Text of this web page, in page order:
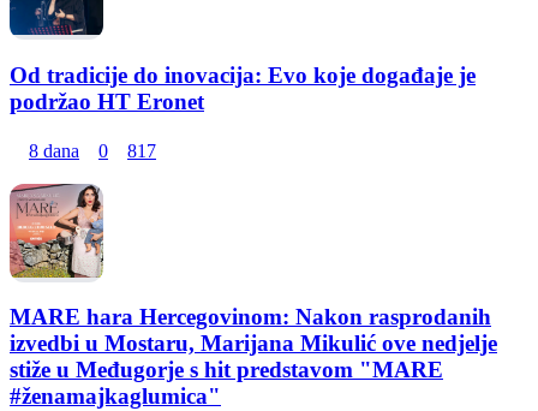
Od tradicije do inovacija: Evo koje događaje je
podržao HT Eronet
8 dana 0 817
MARE hara Hercegovinom: Nakon rasprodanih
izvedbi u Mostaru, Marijana Mikulić ove nedjelje
stiže u Međugorje s hit predstavom "MARE
#ženamajkaglumica"